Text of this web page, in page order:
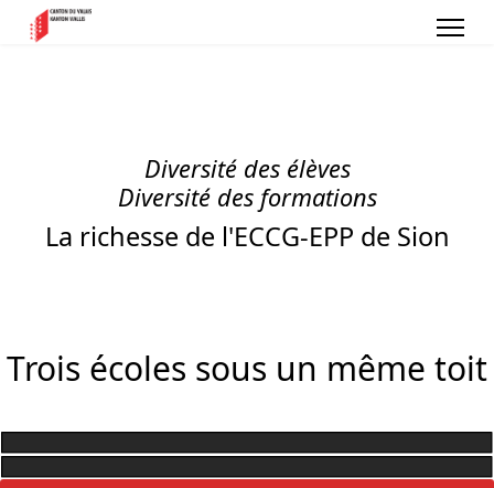
Diversité des élèves
Diversité des formations
La richesse de l'ECCG-EPP de Sion
Trois écoles sous un même toit